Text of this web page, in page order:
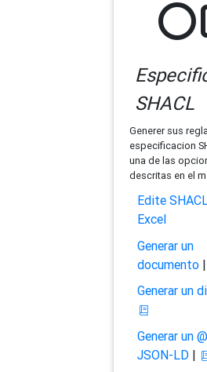
SHACL
Generer sus
especificacion
una de las
descritas en el
Edite
Excel
Generar un
documento|
Generar un
Generar un
JSON-LD|